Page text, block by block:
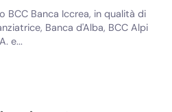
BCC Banca Iccrea, in qualità di
Banca d'Alba, BCC Alpi
e...